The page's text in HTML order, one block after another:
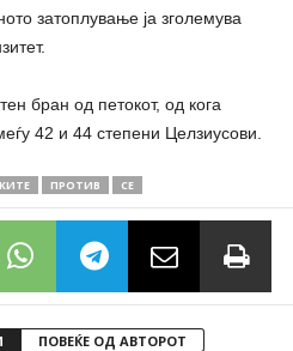
затоплување ја зголемува
бран од петокот, од кога
42 и 44 степени Целзиусови.
ПРОТИВ СЕ
ПОВЕЌЕ ОД АВТОРОТ